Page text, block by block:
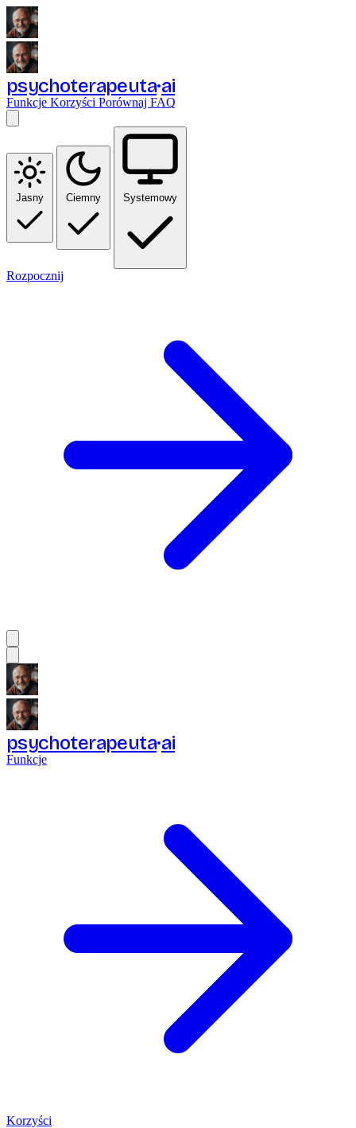
psychoterapeuta ai
Funkcje Korzyści Porównaj FAQ
Jasny Ciemny Systemowy
Rozpocznij
psychoterapeuta ai
Funkcje
Korzyści